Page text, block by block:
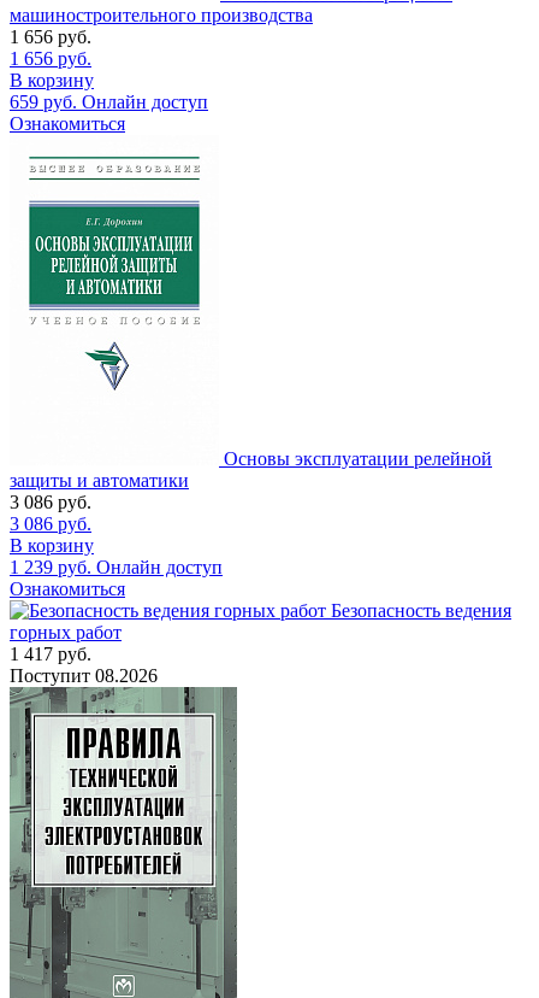
машиностроительного производства
1 656 руб.
1 656 руб.
В корзину
659 руб. Онлайн доступ
Ознакомиться
Основы эксплуатации релейной
защиты и автоматики
3 086 руб.
3 086 руб.
В корзину
1 239 руб. Онлайн доступ
Ознакомиться
Безопасность ведения
горных работ
1 417 руб.
Поступит 08.2026